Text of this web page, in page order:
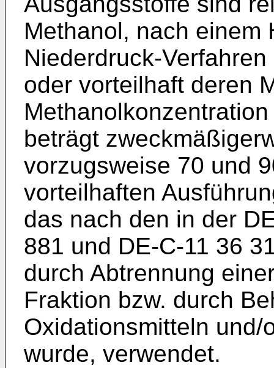
Methanol, nach einem
Niederdruck-
oder vorteilhaft deren
beträgt
vorzugsweise 70 und
vorteilhaften
das nach den in der
881 und DE-C-11 36
durch Abtrennung
Fraktion bzw. durch
Oxidationsmitteln und/
wurde, verwendet.